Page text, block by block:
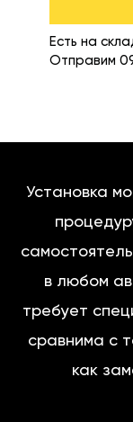
Есть на
Отправим
Установка
в любом
требует
сравнима с
как